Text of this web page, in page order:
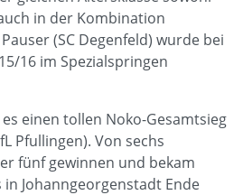
in der Kombination
(SC Degenfeld) wurde bei
16 im Spezialspringen
einen tollen Noko-Gesamtsieg
Pfullingen). Von sechs
fünf gewinnen und bekam
Johanngeorgenstadt Ende